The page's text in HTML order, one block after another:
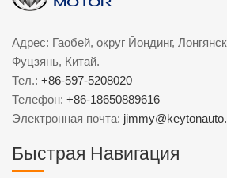
Адрес: Гаобей, округ Йондинг,
Фуцзянь, Китай.
Тел.: +86-597-5208020
Телефон: +86-18650889616
Электронная почта:
Быстрая Навигация